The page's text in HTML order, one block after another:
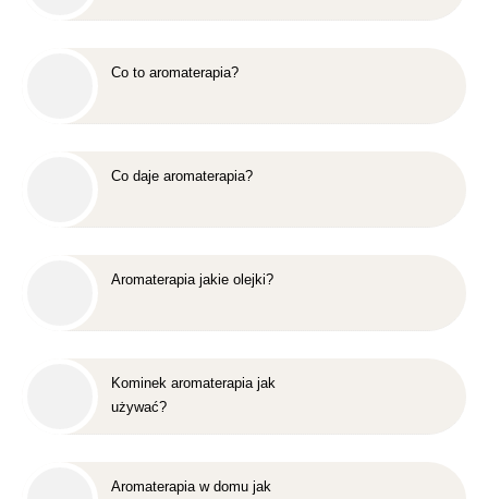
Co to aromaterapia?
Co daje aromaterapia?
Aromaterapia jakie olejki?
Kominek aromaterapia jak
używać?
Aromaterapia w domu jak